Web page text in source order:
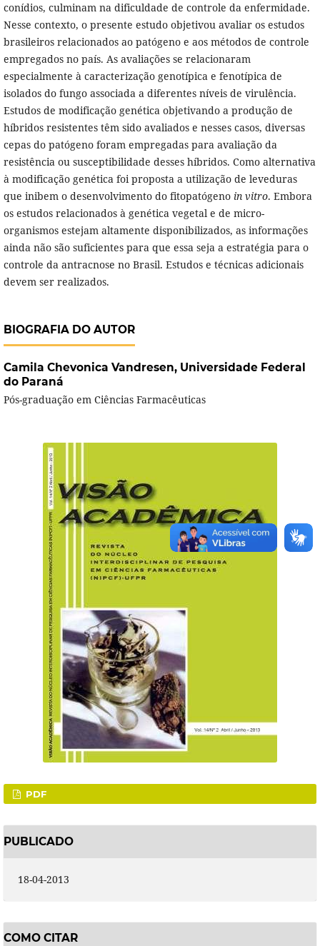
conídios, culminam na dificuldade de controle da enfermidade.
Nesse contexto, o presente estudo objetivou avaliar os estudos
brasileiros relacionados ao patógeno e aos métodos de controle
empregados no país. As avaliações se relacionaram
especialmente à caracterização genotípica e fenotípica de
isolados do fungo associada a diferentes níveis de virulência.
Estudos de modificação genética objetivando a produção de
híbridos resistentes têm sido avaliados e nesses casos, diversas
cepas do patógeno foram empregadas para avaliação da
resistência ou susceptibilidade desses híbridos. Como alternativa
à modificação genética foi proposta a utilização de leveduras
que inibem o desenvolvimento do fitopatógeno in vitro. Embora
os estudos relacionados à genética vegetal e de micro-
organismos estejam altamente disponibilizados, as informações
ainda não são suficientes para que essa seja a estratégia para o
controle da antracnose no Brasil. Estudos e técnicas adicionais
devem ser realizados.
BIOGRAFIA DO AUTOR
Camila Chevonica Vandresen, Universidade Federal
do Paraná
Pós-graduação em Ciências Farmacêuticas
PDF
PUBLICADO
18-04-2013
COMO CITAR